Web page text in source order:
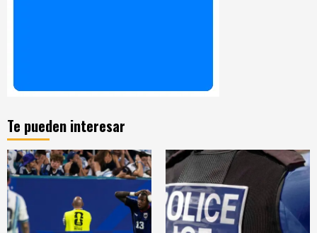
Te pueden interesar